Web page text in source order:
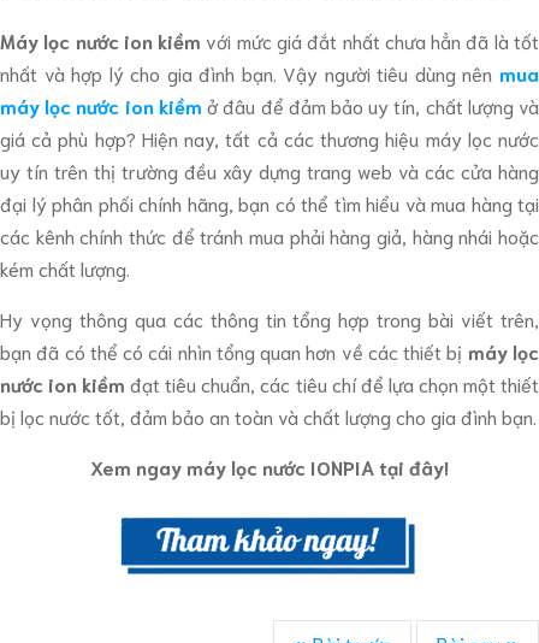
Máy lọc nước ion kiềm với mức giá đắt nhất chưa hẳn đã là tốt
nhất và hợp lý cho gia đình bạn. Vậy người tiêu dùng nên mua
máy lọc nước ion kiềm ở đâu để đảm bảo uy tín, chất lượng và
giá cả phù hợp? Hiện nay, tất cả các thương hiệu máy lọc nước
uy tín trên thị trường đều xây dựng trang web và các cửa hàng
đại lý phân phối chính hãng, bạn có thể tìm hiểu và mua hàng tại
các kênh chính thức để tránh mua phải hàng giả, hàng nhái hoặc
kém chất lượng.
Hy vọng thông qua các thông tin tổng hợp trong bài viết trên,
bạn đã có thể có cái nhìn tổng quan hơn về các thiết bị máy lọc
nước ion kiềm đạt tiêu chuẩn, các tiêu chí để lựa chọn một thiết
bị lọc nước tốt, đảm bảo an toàn và chất lượng cho gia đình bạn.
Xem ngay máy lọc nước IONPIA tại đây!